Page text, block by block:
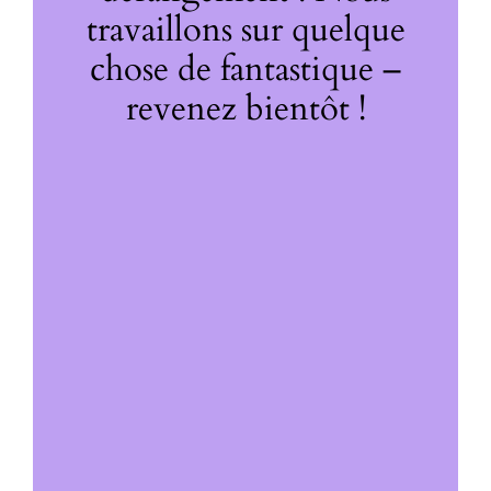
travaillons sur quelque
chose de fantastique –
revenez bientôt !